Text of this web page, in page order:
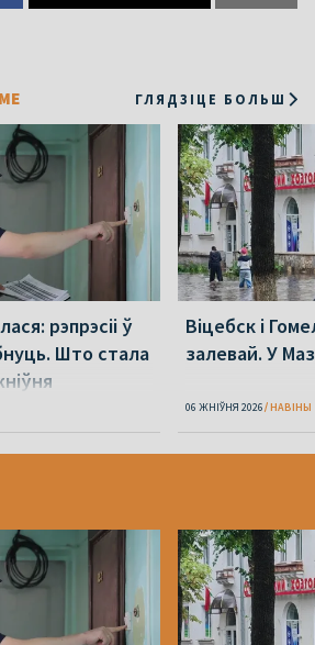
ГЛЯДЗІЦЕ БОЛЬШ
рэпрэсіі ў
Што стала
Віцебск і
залевай. У
06 ЖНІЎНЯ 2026 НАВІНЫ